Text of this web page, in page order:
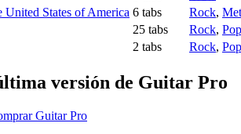
United States of America 6 tabs Rock,
25 tabs Rock, Pop
2 tabs Rock, Pop
versión de Guitar Pro
Guitar Pro